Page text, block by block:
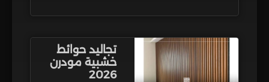
تجاليد حوائط
خشبية مودرن
2026